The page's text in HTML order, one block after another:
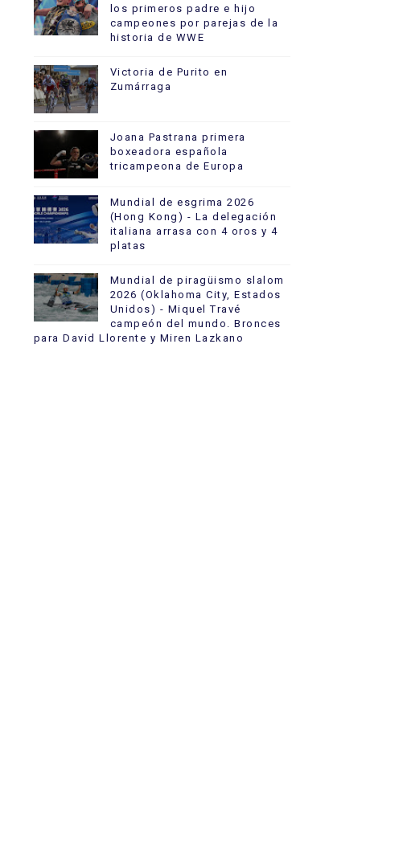
los primeros padre e hijo
campeones por parejas de la
historia de WWE
Victoria de Purito en
Zumárraga
Joana Pastrana primera
boxeadora española
tricampeona de Europa
Mundial de esgrima 2026
(Hong Kong) - La delegación
italiana arrasa con 4 oros y 4
platas
Mundial de piragüismo slalom
2026 (Oklahoma City, Estados
Unidos) - Miquel Travé
campeón del mundo. Bronces
para David Llorente y Miren Lazkano